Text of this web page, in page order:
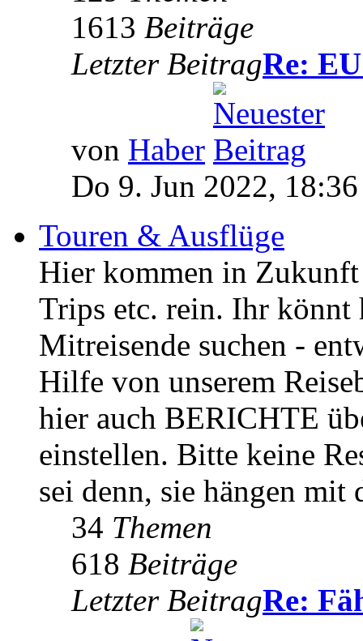
1613 Beiträge
Letzter BeitragRe:
von Haber
Do 9. Jun 2022, 18:36
Touren & Ausflüge
Hier kommen in Zukunft
Trips etc. rein. Ihr könnt
Mitreisende suchen -
Hilfe von unserem
hier auch BERICHTE
einstellen. Bitte keine
sei denn, sie hängen
34 Themen
618 Beiträge
Letzter BeitragRe: